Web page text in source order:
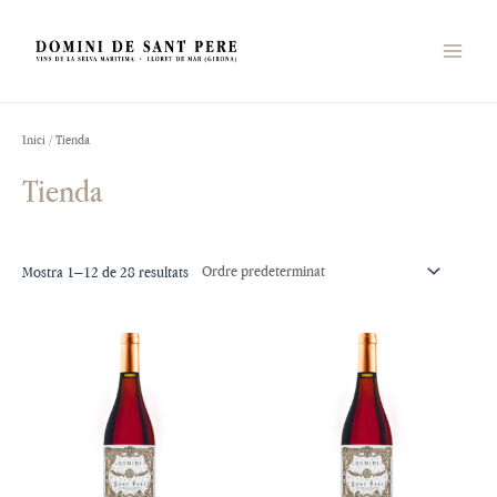
contingut
Menu
Inici/ Tienda
Tienda
Mostra 1–12 de 28 resultats